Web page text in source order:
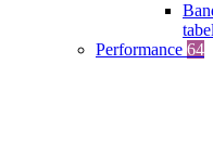
Performance 64